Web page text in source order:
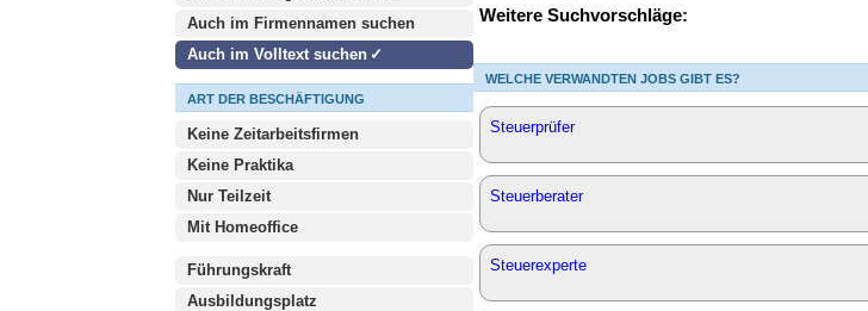
Auch im Firmennamen suchen
Auch im Volltext suchen
ART DER BESCHÄFTIGUNG
Keine Zeitarbeitsfirmen
Keine Praktika
Nur Teilzeit
Mit Homeoffice
Führungskraft
Ausbildungsplatz
Weitere Suchvorschläge:
WELCHE VERWANDTEN JOBS GIBT ES?
Steuerprüfer
Steuerberater
Steuerexperte